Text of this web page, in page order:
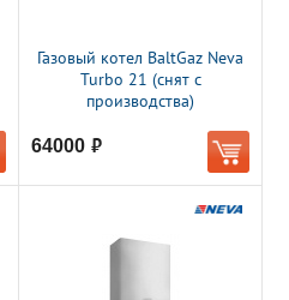
Газовый котел BaltGaz Neva
Turbo 21 (снят с
производства)
64000 руб.